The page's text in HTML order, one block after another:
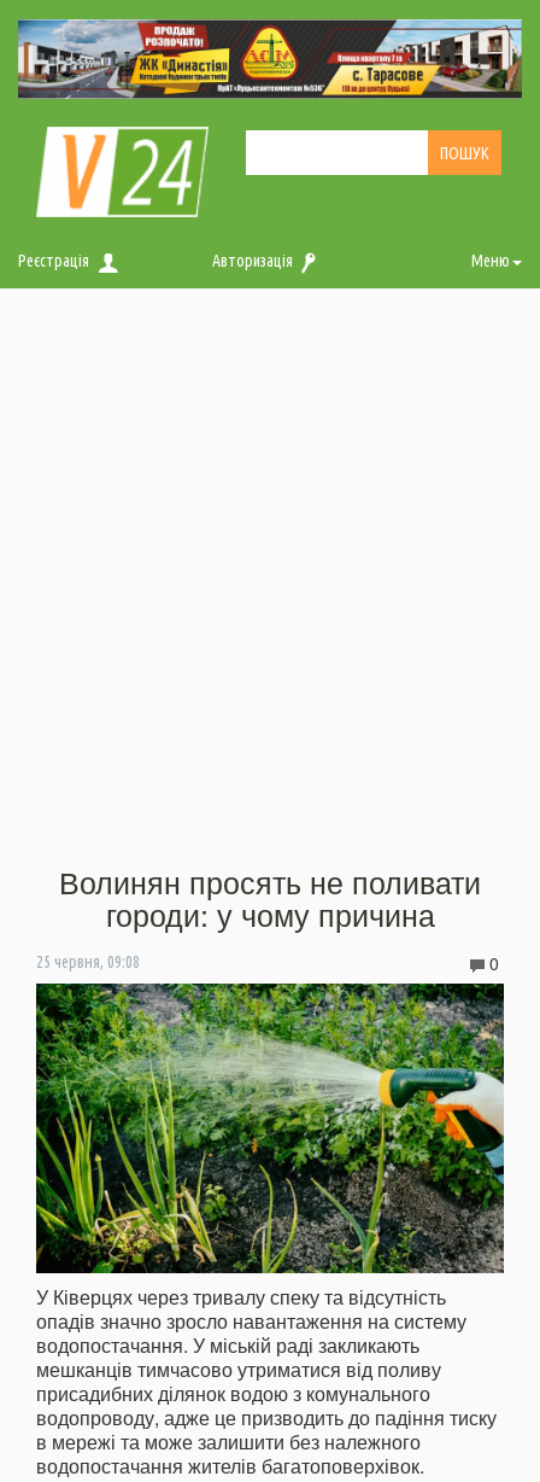
Реєстрація Авторизація Меню
Волинян просять не поливати
городи: у чому причина
25 червня, 09:08 0
У Ківерцях через тривалу спеку та відсутність
опадів значно зросло навантаження на систему
водопостачання. У міській раді закликають
мешканців тимчасово утриматися від поливу
присадибних ділянок водою з комунального
водопроводу, адже це призводить до падіння тиску
в мережі та може залишити без належного
водопостачання жителів багатоповерхівок.